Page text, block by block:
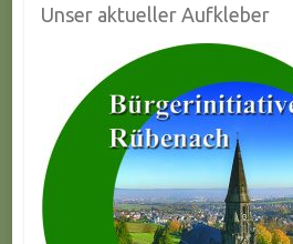
Unser aktueller Aufkleber